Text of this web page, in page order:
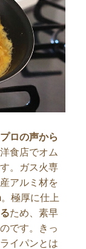
プロの声から
食店でオム
。ガス火専
アルミ材を
。極厚に仕上
ため、素早
です。きっ
イパンとは